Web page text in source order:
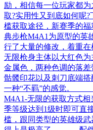
励，相信每一位玩家都
取?实用性又到底如何
槛获取途径，新赛季的
典步枪M4A1为原型的英
行了大量的修改，着重
无限枪身主体以大红色
金属色，两种色调的落
骷髅印花以及刺刀底端
一种“不羁”的感觉。
M4A1-无限的获取方式
季等级达到1级时即可直
槛，跟同类型的英雄级